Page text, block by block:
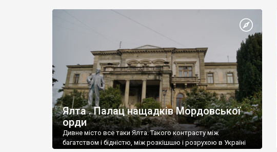
Ялта . Палац нащадків Мордовської
орди
Дивне місто все таки Ялта. Такого контрасту між
багатством і бідністю, між розкішшю і розрухою в Україні